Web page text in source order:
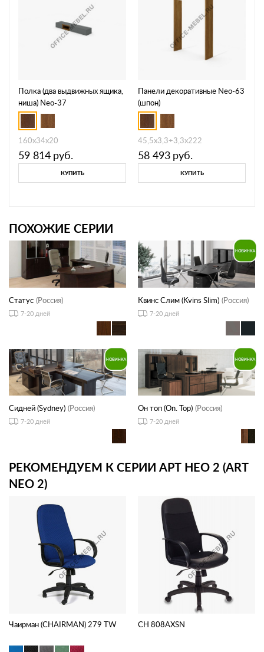
Полка (два выдвижных ящика,
ниша) Neo-37
160х34х20
59 814 руб.
КУПИТЬ
Панели декоративные Neo-63
(шпон)
45,5х3,3+3,3х222
58 493 руб.
КУПИТЬ
ПОХОЖИЕ СЕРИИ
Статус (Россия)
7-20 дней
Квинс Слим (Kvins Slim) (Россия)
7-20 дней
Сидней (Sydney) (Россия)
7-20 дней
Он топ (On. Top) (Россия)
7-20 дней
РЕКОМЕНДУЕМ К СЕРИИ АРТ НЕО 2 (ART
NEO 2)
Чаирман (CHAIRMAN) 279 TW CH 808AXSN